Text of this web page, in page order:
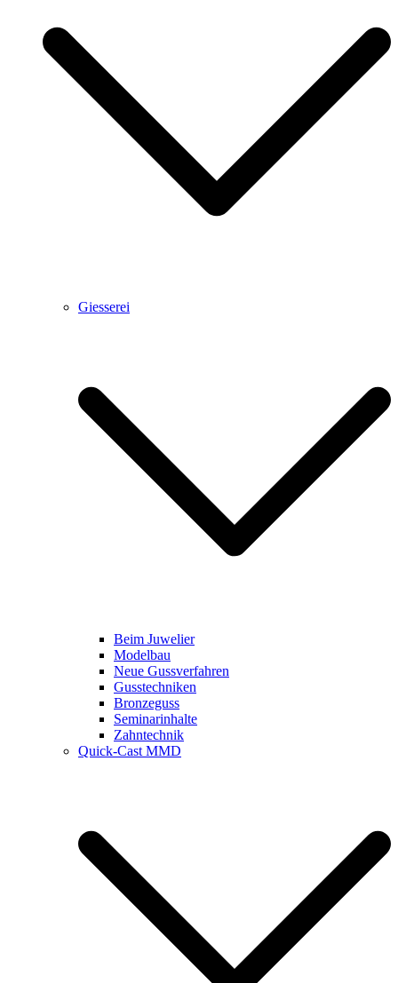
Giesserei
Beim Juwelier
Modelbau
Neue Gussverfahren
Gusstechniken
Bronzeguss
Seminarinhalte
Zahntechnik
Quick-Cast MMD